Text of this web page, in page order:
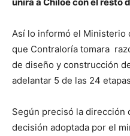
Así lo informó el Ministerio
que Contraloría tomara
de diseño y construcción
adelantar 5 de las 24
Según precisó la dirección
decisión adoptada por el